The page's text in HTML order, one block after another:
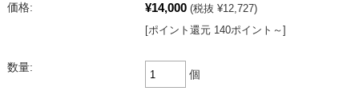
価格:
¥14,000 (税抜 ¥12,727)
[ポイント還元 140ポイント～]
数量:
個